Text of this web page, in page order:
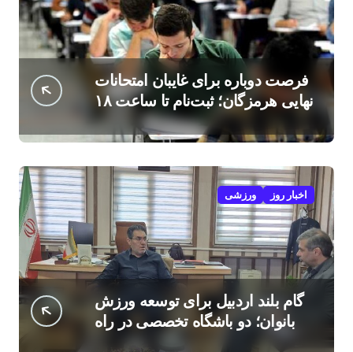
فرصت دوباره برای غایبان امتحانات
نهایی هرمزگان؛ ثبت‌نام تا ساعت ۱۸
امروز
اخبار روز ورزشی
گام بلند اردبیل برای توسعه ورزش
بانوان؛ دو باشگاه تخصصی در راه
است